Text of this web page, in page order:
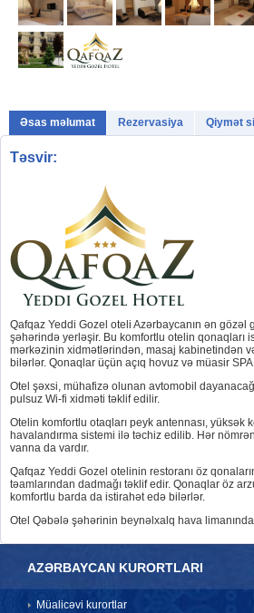
Əsas məlumat Rezervasiya Qiymət
Təsvir:
Qafqaz Yeddi Gozel oteli Azərbaycanın ən
şəhərində yerləşir. Bu komfortlu otelin qonaqları
mərkəzinin xidmətlərindən, masaj kabinetindən
bilərlər. Qonaqlar üçün açıq hovuz və müasir
Otel şəxsi, mühafizə olunan avtomobil
pulsuz Wi-fi xidməti təklif edilir.
Otelin komfortlu otaqları peyk antennası, yüksək
havalandırma sistemi ilə təchiz edilib. Hər
vanna da vardır.
Qafqaz Yeddi Gozel otelinin restoranı öz
təamlarından dadmağı təklif edir. Qonaqlar öz
komfortlu barda da istirahət edə bilərlər.
Otel Qəbələ şəhərinin beynəlxalq hava
AZƏRBAYCAN KURORTLARI
Müalicəvi kurortlar